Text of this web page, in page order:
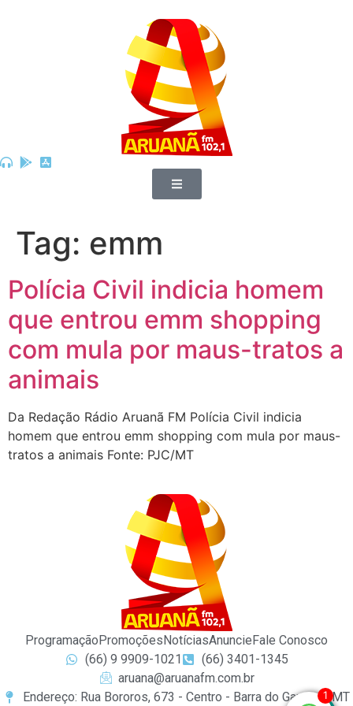
Tag: emm
Polícia Civil indicia homem
que entrou emm shopping
com mula por maus-tratos a
animais
Da Redação Rádio Aruanã FM Polícia Civil indicia
homem que entrou emm shopping com mula por maus-
tratos a animais Fonte: PJC/MT
Programação Promoções NotíciasAnuncie Fale Conosco
(66) 9 9909-1021
(66) 3401-1345
aruana@aruanafm.com.br
Endereço: Rua Bororos, 673 - Centro - Barra do Garças / MT
1